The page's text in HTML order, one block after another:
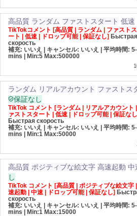
高品質 ランダム ファストスタート 低速
TikTokコメント [高品質 | ランダム | ファスト
ート | 低速 | ドロップ可能 | 保証なし] Быстрая
скорость
補充: いいえ | キャンセル: いいえ | 平均時間:
mins
| Min:5 Max:500000
ランダム リアルアカウント ファストス
保証なし
TikTok コメント [ランダム | リアルアカウント
ァストスタート | 低速 | ドロップ可能 | 保証な
Быстрая скорость
補充: いいえ | キャンセル: いいえ | 平均時間:
mins
| Min:1 Max:50000
高品質 ポジティブな絵文字 高速起動 中
し
TikTok コメント [高品質 | ポジティブな絵文字
速起動 | 中速 | ドロップ可能 | 保証なし]
скорость
補充: いいえ | キャンセル: いいえ | 平均時間:
mins
| Min:1 Max:15000